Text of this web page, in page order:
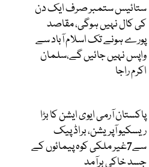
ستائیس ستمبر صرف ایک دن
کی کال نہیں ہوگی، مقاصد
پورے ہونے تک اسلام آباد سے
واپس نہیں جائیں گے،سلمان
اکرم راجا
پاکستان آرمی ایوی ایشن کا بڑا
ریسکیو آپریشن، براڈ پیک
سے7غیر ملکی کوہ پیمائوں کے
جسد خاکی برآمد